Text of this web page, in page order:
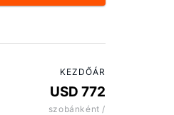
KEZDŐÁR
USD 772
szobánként /